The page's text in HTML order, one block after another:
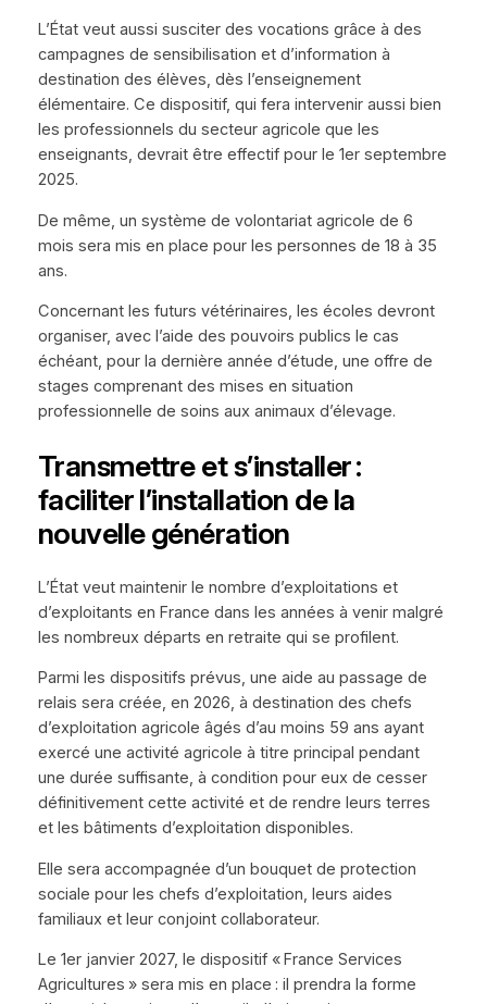
L’État veut aussi susciter des vocations grâce à des
campagnes de sensibilisation et d’information à
destination des élèves, dès l’enseignement
élémentaire. Ce dispositif, qui fera intervenir aussi bien
les professionnels du secteur agricole que les
enseignants, devrait être effectif pour le 1er septembre
2025.
De même, un système de volontariat agricole de 6
mois sera mis en place pour les personnes de 18 à 35
ans.
Concernant les futurs vétérinaires, les écoles devront
organiser, avec l’aide des pouvoirs publics le cas
échéant, pour la dernière année d’étude, une offre de
stages comprenant des mises en situation
professionnelle de soins aux animaux d’élevage.
Transmettre et s’installer :
faciliter l’installation de la
nouvelle génération
L’État veut maintenir le nombre d’exploitations et
d’exploitants en France dans les années à venir malgré
les nombreux départs en retraite qui se profilent.
Parmi les dispositifs prévus, une aide au passage de
relais sera créée, en 2026, à destination des chefs
d’exploitation agricole âgés d’au moins 59 ans ayant
exercé une activité agricole à titre principal pendant
une durée suffisante, à condition pour eux de cesser
définitivement cette activité et de rendre leurs terres
et les bâtiments d’exploitation disponibles.
Elle sera accompagnée d’un bouquet de protection
sociale pour les chefs d’exploitation, leurs aides
familiaux et leur conjoint collaborateur.
Le 1er janvier 2027, le dispositif « France Services
Agricultures » sera mis en place : il prendra la forme